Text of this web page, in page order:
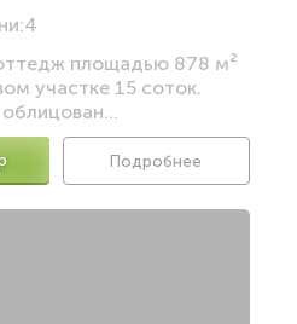
4
площадью 878 м²
участке 15 соток.
Подробнее